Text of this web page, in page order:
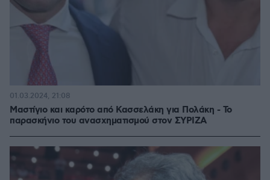
Μαστίγιο και καρότο από Κασσελάκη για Πολάκη - Το
παρασκήνιο του ανασχηματισμού στον ΣΥΡΙΖΑ
01.03.2024, 21:08